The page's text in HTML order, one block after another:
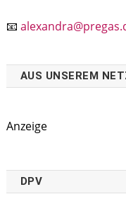
📧
AUS UNSEREM
Anzeige
DPV